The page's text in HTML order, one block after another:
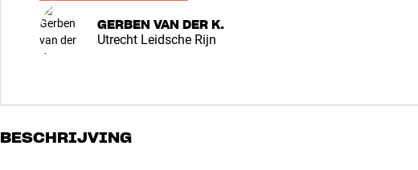
GERBEN VAN DER K.
Utrecht Leidsche Rijn
BESCHRIJVING